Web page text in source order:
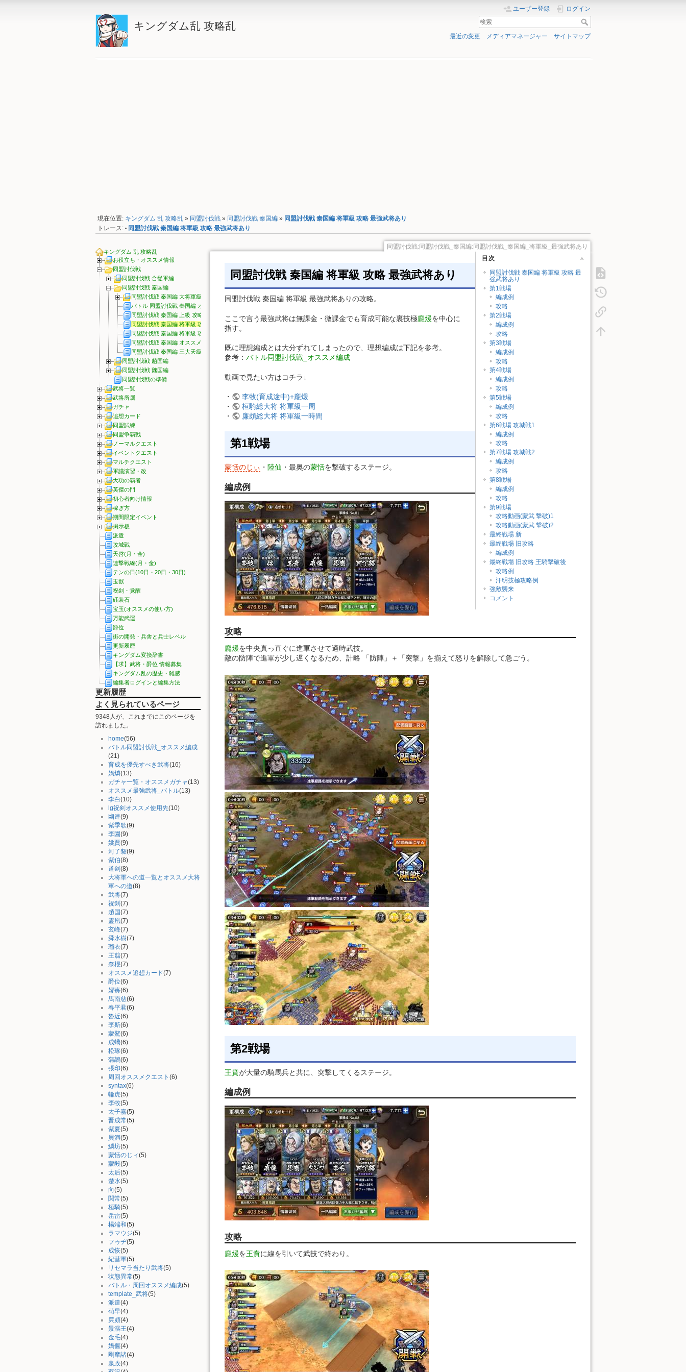
キングダム乱 攻略乱
ユーザー登録 ログイン
最近の変更 メディアマネージャー サイトマップ
現在位置: キングダム 乱 攻略乱 » 同盟討伐戦 » 同盟討伐戦 秦国編 » 同盟討伐戦 秦国編 将軍級 攻略 最強武将あり
トレース: • 同盟討伐戦 秦国編 将軍級 攻略 最強武将あり
キングダム 乱 攻略乱
お役立ち・オススメ情報
同盟討伐戦
同盟討伐戦 合従軍編
同盟討伐戦 秦国編
同盟討伐戦 秦国編 大将軍級 攻略
バトル 同盟討伐戦 秦国編 オススメ編成・武将・援軍
同盟討伐戦 秦国編 上級 攻略
同盟討伐戦 秦国編 将軍級 攻略 最強武将あり
同盟討伐戦 秦国編 将軍級 攻略 最強武将なし
同盟討伐戦 秦国編 オススメ報酬
同盟討伐戦 秦国編 三大天級 攻略
同盟討伐戦 趙国編
同盟討伐戦 魏国編
同盟討伐戦の準備
武将一覧
武将所属
ガチャ
追想カード
同盟試練
同盟争覇戦
ノーマルクエスト
イベントクエスト
マルチクエスト
軍議演習・改
大功の覇者
英傑の門
初心者向け情報
稼ぎ方
期間限定イベント
掲示板
派遣
攻城戦
天啓(月・金)
連撃戦線(月・金)
テンの日(10日・20日・30日)
玉獣
祝剣・覚醒
砡装石
宝玉(オススメの使い方)
万能武運
爵位
街の開発・兵舎と兵士レベル
更新履歴
キングダム変換辞書
【求】武将・爵位 情報募集
キングダム乱の歴史・雑感
編集者ログインと編集方法
更新履歴
よく見られているページ
9348人が、これまでにこのページを
訪れました。
home(56)
バトル同盟討伐戦_オススメ編成
(21)
育成を優先すべき武将(16)
媧燐(13)
ガチャ一覧・オススメガチャ(13)
オススメ最強武将_バトル(13)
李白(10)
lg祝剣オススメ使用先(10)
幽連(9)
紫季歌(9)
李園(9)
姚賈(9)
河了貂(9)
紫伯(8)
道剣(8)
大将軍への道一覧とオススメ大将
軍への道(8)
武将(7)
祝剣(7)
趙国(7)
霊凰(7)
玄峰(7)
舜水樹(7)
瑠衣(7)
王翦(7)
奈棍(7)
オススメ追想カード(7)
爵位(6)
嫪毐(6)
馬南慈(6)
春平君(6)
魯近(6)
李斯(6)
蒙驁(6)
成蟜(6)
松琢(6)
蒲鶮(6)
張印(6)
周回オススメクエスト (6)
syntax(6)
輪虎(5)
李牧(5)
太子嘉(5)
晋成常(5)
紫夏(5)
貝満(5)
鱗坊(5)
蒙恬のじィ(5)
蒙毅(5)
太后(5)
楚水(5)
向(5)
関常(5)
桓騎(5)
岳雷(5)
楊端和(5)
ラマウジ(5)
フゥヂ(5)
成恢(5)
紀彗軍(5)
リセマラ当たり武将(5)
状態異常(5)
バトル・周回オススメ編成(5)
template_武将(5)
派遣(4)
荀早(4)
廉頗(4)
景湣王(4)
金毛(4)
媧偃(4)
剛摩諸(4)
嬴政(4)
同盟討伐戦:同盟討伐戦_秦国編:同盟討伐戦_秦国編_将軍級_最強武将あり
目次
同盟討伐戦 秦国編 将軍級 攻略 最
強武将あり
第1戦場
編成例
攻略
第2戦場
編成例
攻略
第3戦場
編成例
攻略
第4戦場
編成例
攻略
第5戦場
編成例
攻略
第6戦場 攻城戦1
編成例
攻略
第7戦場 攻城戦2
編成例
攻略
第8戦場
編成例
攻略
第9戦場
攻略動画(蒙武 撃破)1
攻略動画(蒙武 撃破)2
最終戦場 新
最終戦場 旧攻略
編成例
最終戦場 旧攻略 王騎撃破後
攻略例
汗明技極攻略例
強敵襲来
コメント
同盟討伐戦 秦国編 将軍級 攻略 最強武将あり
同盟討伐戦 秦国編 将軍級 最強武将ありの攻略。
ここで言う最強武将は無課金・微課金でも育成可能な裏技極龐煖を中心に
指す。
既に理想編成とは大分ずれてしまったので、理想編成は下記を参考。
参考： バトル同盟討伐戦_オススメ編成
動画で見たい方はコチラ↓
・
李牧(育成途中)+龐煖
・
桓騎総大将 将軍級一周
・
廉頗総大将 将軍級一時間
第1戦場
蒙恬のじぃ ・ 陸仙 ・最奥の蒙恬を撃破するステージ。
編成例
攻略
龐煖を中央真っ直ぐに進軍させて適時武技。
敵の防陣で進軍が少し遅くなるため、計略 「防陣」＋「突撃」を揃えて怒りを解除して急ごう。
第2戦場
王賁が大量の騎馬兵と共に、突撃してくるステージ。
編成例
攻略
龐煖を王賁に線を引いて武技で終わり。